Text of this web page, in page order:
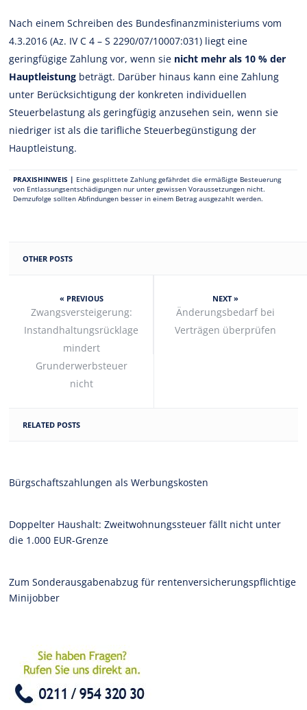
Nach einem Schreiben des Bundesfinanzministeriums vom
4.3.2016 (Az. IV C 4 – S 2290/07/10007:031) liegt eine
geringfügige Zahlung vor, wenn sie nicht mehr als 10 % der
Hauptleistung beträgt. Darüber hinaus kann eine Zahlung
unter Berücksichtigung der konkreten individuellen
Steuerbelastung als geringfügig anzusehen sein, wenn sie
niedriger ist als die tarifliche Steuerbegünstigung der
Hauptleistung.
PRAXISHINWEIS | Eine gesplittete Zahlung gefährdet die ermäßigte Besteuerung
von Entlassungsentschädigungen nur unter gewissen Voraussetzungen nicht.
Demzufolge sollten Abfindungen besser in einem Betrag ausgezahlt werden.
OTHER POSTS
« PREVIOUS
Zwangsversteigerung:
Instandhaltungsrücklage
mindert
Grunderwerbsteuer
nicht
NEXT »
Änderungsbedarf bei
Verträgen überprüfen
RELATED POSTS
Bürgschaftszahlungen als Werbungskosten
Doppelter Haushalt: Zweitwohnungssteuer fällt nicht unter
die 1.000 EUR-Grenze
Zum Sonderausgabenabzug für rentenversicherungspflichtige
Minijobber